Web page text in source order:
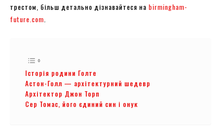
трестом, більш детально дізнавайтеся на birmingham-
future.com
Історія родини Голте
Астон-Голл — архітектурний шедевр
Архітектор Джон Торп
Сер Томас, його єдиний син і онук